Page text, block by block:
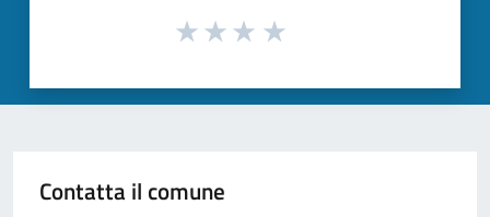
Contatta il comune